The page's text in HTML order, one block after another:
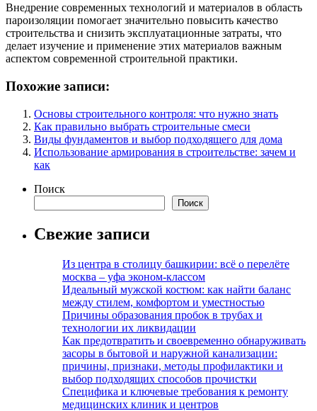
Внедрение современных технологий и материалов в область
пароизоляции помогает значительно повысить качество
строительства и снизить эксплуатационные затраты, что
делает изучение и применение этих материалов важным
аспектом современной строительной практики.
Похожие записи:
Основы строительного контроля: что нужно знать
Как правильно выбрать строительные смеси
Виды фундаментов и выбор подходящего для дома
Использование армирования в строительстве: зачем и
как
Поиск
Поиск
Свежие записи
Из центра в столицу башкирии: всё о перелёте
москва – уфа эконом-классом
Идеальный мужской костюм: как найти баланс
между стилем, комфортом и уместностью
Причины образования пробок в трубах и
технологии их ликвидации
Как предотвратить и своевременно обнаруживать
засоры в бытовой и наружной канализации:
причины, признаки, методы профилактики и
выбор подходящих способов прочистки
Специфика и ключевые требования к ремонту
медицинских клиник и центров